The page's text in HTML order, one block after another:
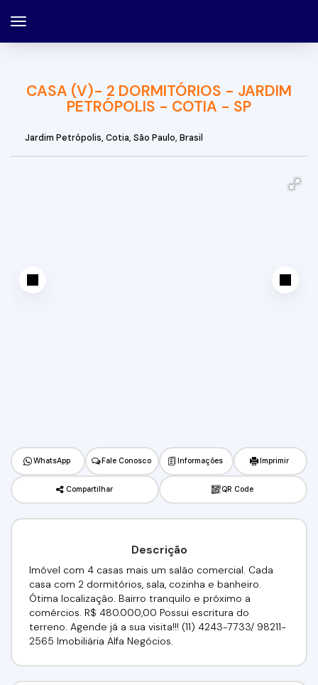
CASA (V)- 2 DORMITÓRIOS - JARDIM
PETRÓPOLIS - COTIA - SP
Jardim Petrópolis, Cotia, São Paulo, Brasil
WhatsApp Fale Conosco Informações Imprimir
Compartilhar QR Code
Descrição
Imóvel com 4 casas mais um salão comercial. Cada
casa com 2 dormitórios, sala, cozinha e banheiro.
Ótima localização. Bairro tranquilo e próximo a
comércios. R$ 480.000,00 Possui escritura do
terreno. Agende já a sua visita!!! (11) 4243-7733/ 98211-
2565 Imobiliária Alfa Negócios.